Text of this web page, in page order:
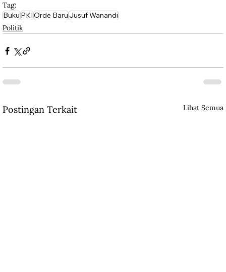
Tag:
BukuPKIOrde BaruJusuf Wanandi
Politik
Postingan Terkait Lihat Semua